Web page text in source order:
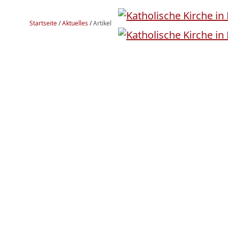
Startseite/Aktuelles/Artikel